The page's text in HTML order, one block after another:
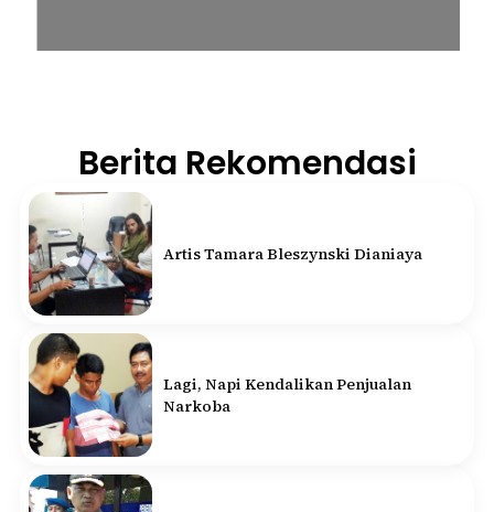
Berita Rekomendasi
Artis Tamara Bleszynski Dianiaya
Lagi, Napi Kendalikan Penjualan
Narkoba